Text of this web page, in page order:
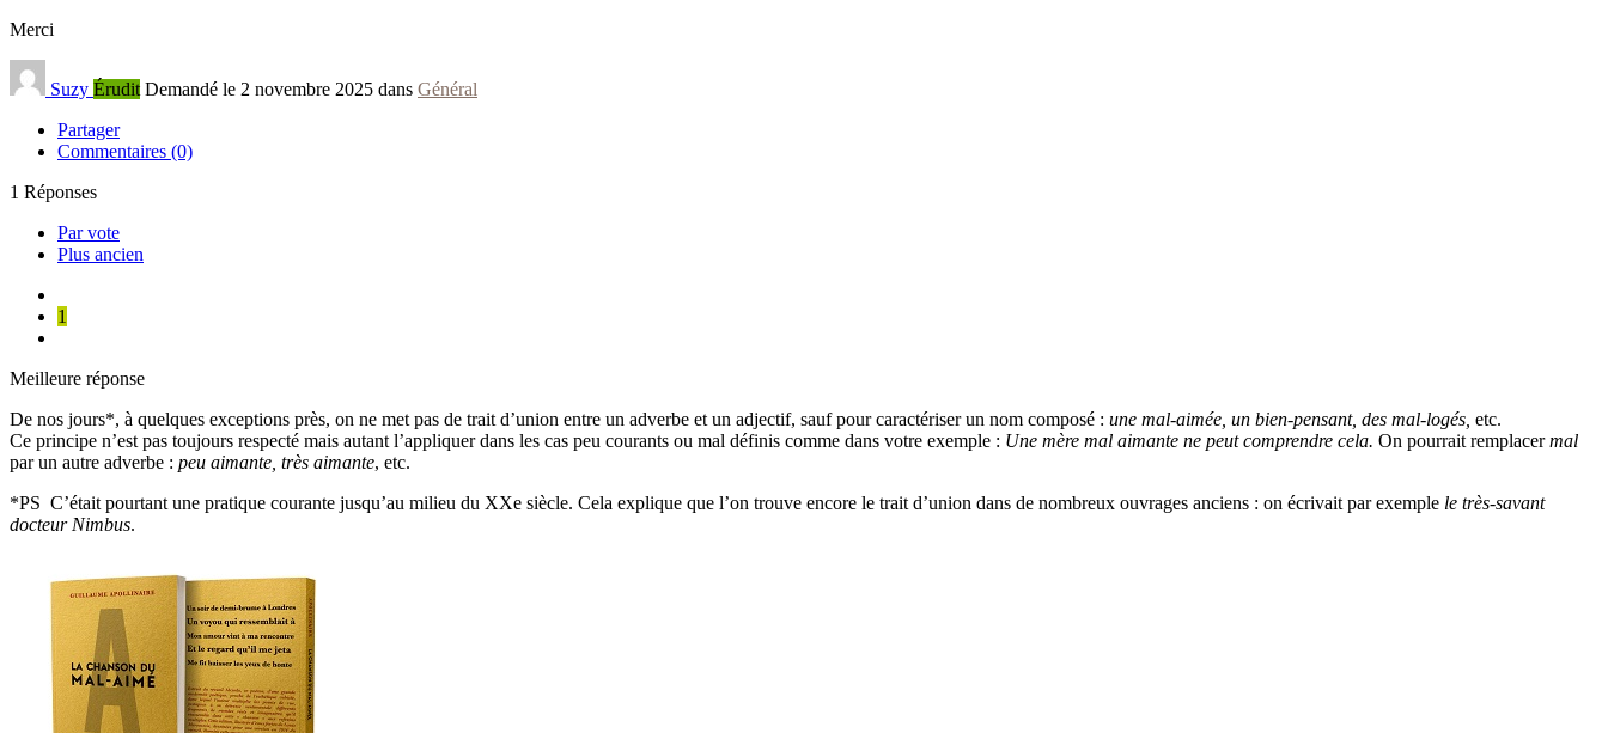
Merci
Suzy Érudit Demandé le 2 novembre 2025 dans Général
Partager
Commentaires (0)
1 Réponses
Par vote
Plus ancien
1
Meilleure réponse
De nos jours*, à quelques exceptions près, on ne met pas de trait d’union entre un adverbe et un adjectif, sauf pour caractériser un nom composé : une mal-aimée, un bien-pensant, des mal-logés, etc.
Ce principe n’est pas toujours respecté mais autant l’appliquer dans les cas peu courants ou mal définis comme dans votre exemple : Une mère mal aimante ne peut comprendre cela. On pourrait remplacermal
par un autre adverbe : peu aimante, très aimante, etc.
*PS C’était pourtant une pratique courante jusqu’au milieu du XXe siècle. Cela explique que l’on trouve encore le trait d’union dans de nombreux ouvrages anciens : on écrivait par exemple le très-savant
docteur Nimbus.